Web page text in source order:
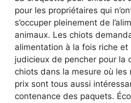
pour les propriétaires qui
s’occuper pleinement de
animaux. Les chiots
alimentation à la fois riche
judicieux de pencher pour la
chiots dans la mesure où
prix sont tous aussi
contenance des paquets.